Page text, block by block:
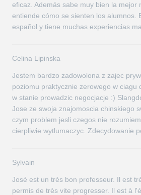
eficaz. Además sabe muy bien la mejor
entiende cómo se sienten los alumnos.
español y tiene muchas experiencias
Celina Lipinska
Jestem bardzo zadowolona z zajec
poziomu praktycznie zerowego w ciagu
w stanie prowadzic negocjacje :)
Jose ze swoja znajomoscia chinskiego
czym problem jesli czegos nie
cierpliwie wytlumaczyc. Zdecydowanie
Sylvain
José est un très bon professeur. Il est
permis de très vite progresser. Il est à